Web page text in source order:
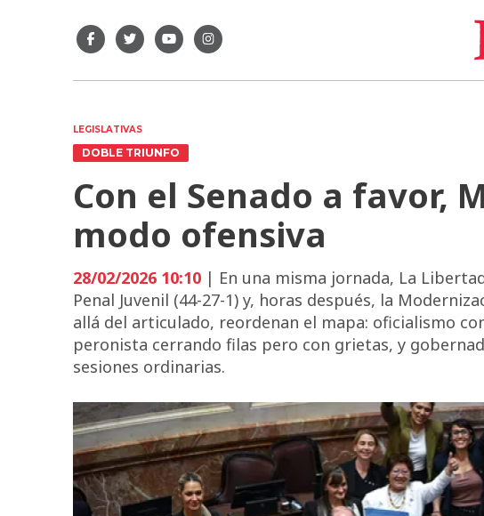
LEGISLATIVAS
DOBLE TRIUNFO
Con el Senado a favor,
modo ofensiva
28/02/2026 10:10 | En una misma jornada, La
Penal Juvenil (44-27-1) y, horas después, la
allá del articulado, reordenan el mapa: oficialismo
peronista cerrando filas pero con grietas, y
sesiones ordinarias.